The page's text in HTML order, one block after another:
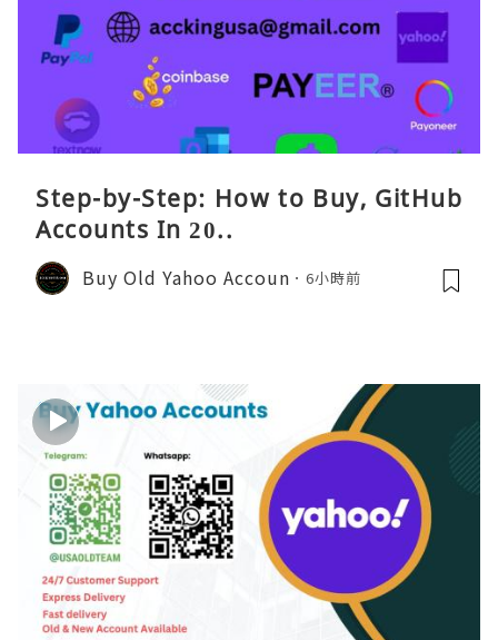
Step-by-Step: How to Buy, GitHub
Accounts In 20..
Buy Old Yahoo Accoun 6小時前